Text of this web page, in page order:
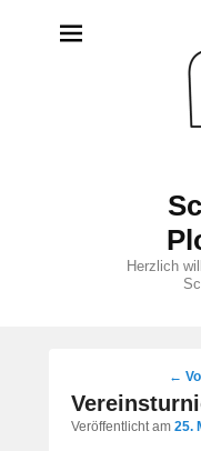
Herzlich
←
Veröffentlicht am 25.